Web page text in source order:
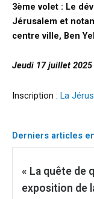
3ème volet : Le
Jérusalem et
centre ville, Ben
Jeudi 17 juillet 2025
Inscription :
Derniers articles
« La quête de
exposition de